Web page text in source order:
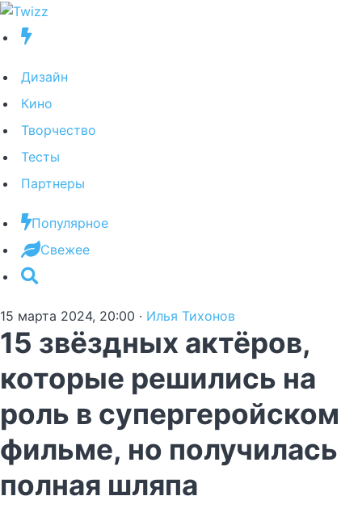
Дизайн
Кино
Творчество
Тесты
Партнеры
Популярное
Свежее
15 марта 2024, 20:00 · Илья Тихонов
15 звёздных актёров,
которые решились на
роль в супергеройском
фильме, но получилась
полная шляпа